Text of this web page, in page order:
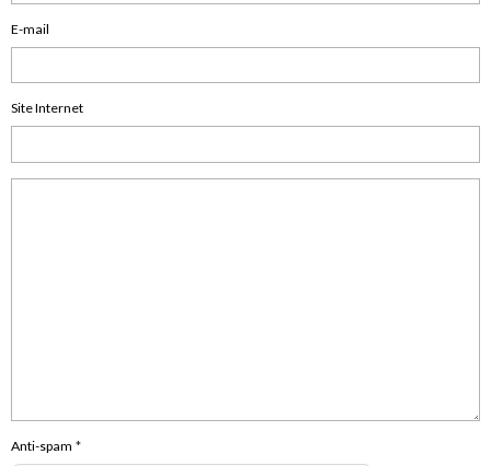
E-mail
Site Internet
Anti-spam